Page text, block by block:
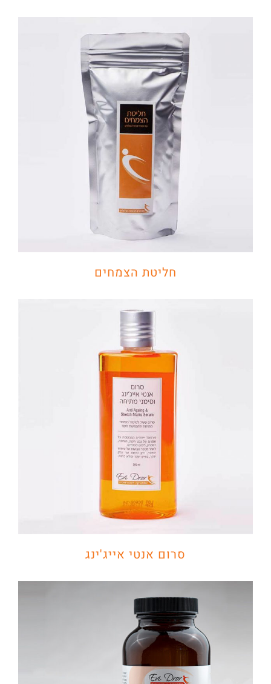
חליטת הצמחים
סרום אנטי אייג'ינג